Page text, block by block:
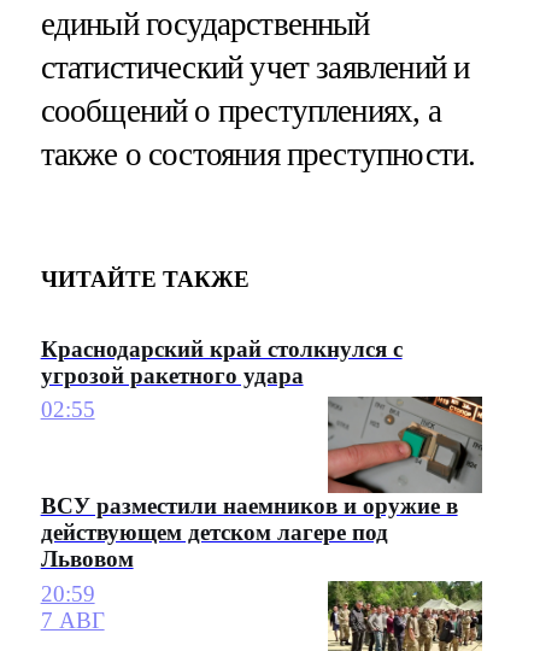
единый государственный
статистический учет заявлений и
сообщений о преступлениях, а
также о состояния преступности.
ЧИТАЙТЕ ТАКЖЕ
Краснодарский край столкнулся с
угрозой ракетного удара
02:55
ВСУ разместили наемников и оружие в
действующем детском лагере под
Львовом
20:59
7 АВГ